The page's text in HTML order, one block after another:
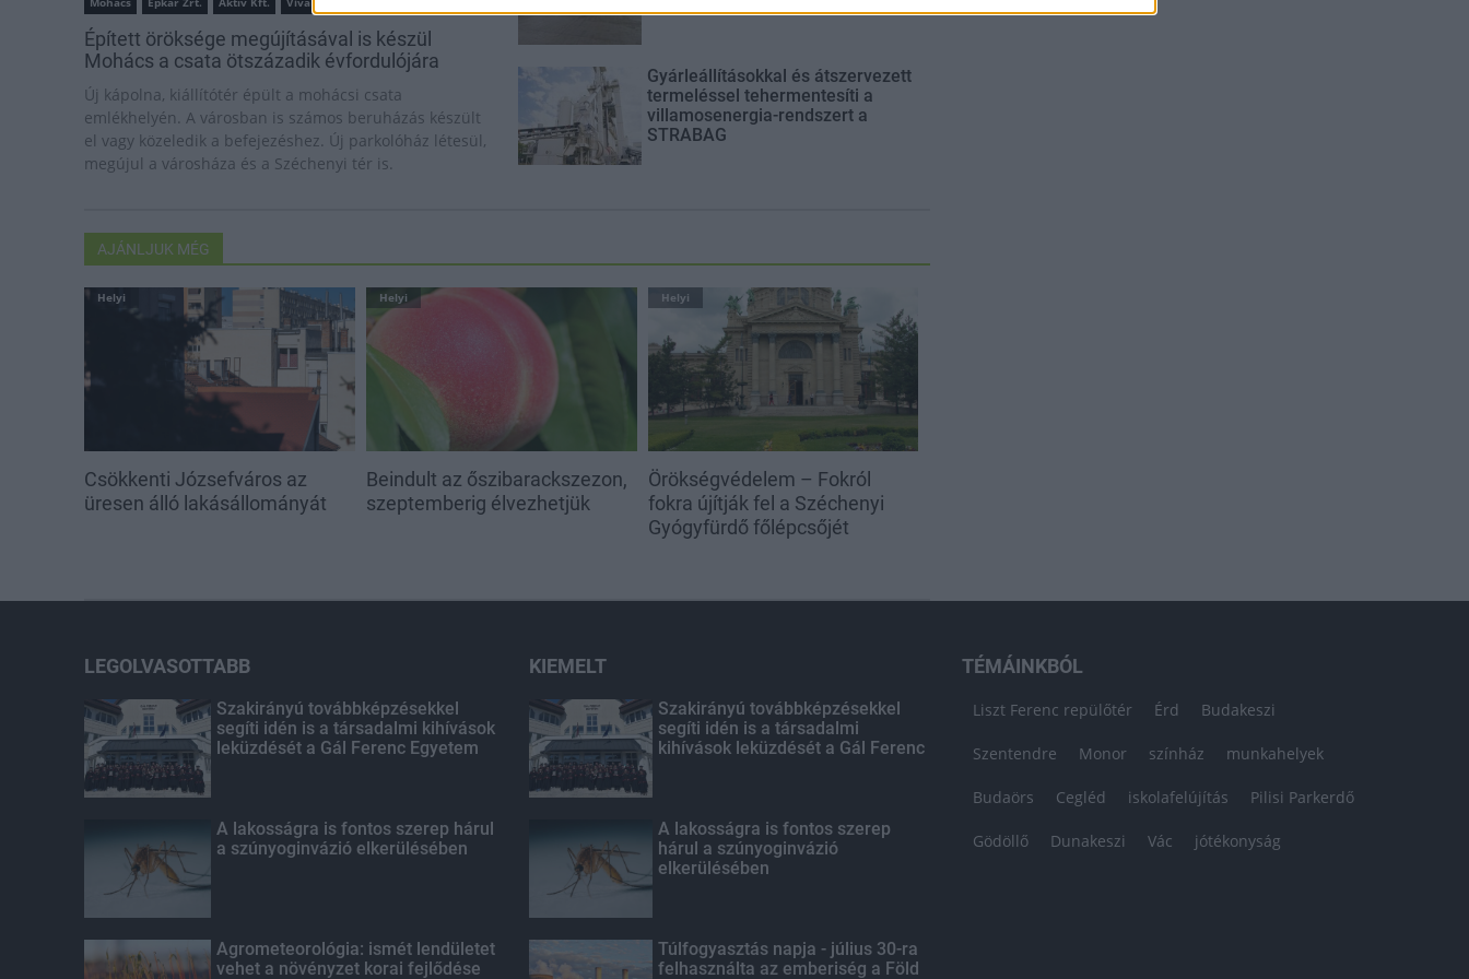
Épített öröksége megújításával is készül
Mohács a csata ötszázadik évfordulójára
Új kápolna, kiállítótér épült a mohácsi csata
emlékhelyén. A városban is számos beruházás készült
el vagy közeledik a befejezéshez. Új parkolóház létesül,
megújul a városháza és a Széchenyi tér is.
Gyárleállításokkal és átszervezett
termeléssel tehermentesíti a
villamosenergia-rendszert a
STRABAG
AJÁNLJUK MÉG
Helyi
Csökkenti Józsefváros az
üresen álló lakásállományát
Helyi
Beindult az őszibarackszezon,
szeptemberig élvezhetjük
Helyi
Örökségvédelem – Fokról
fokra újítják fel a Széchenyi
Gyógyfürdő főlépcsőjét
LEGOLVASOTTABB
Szakirányú továbbképzésekkel
segíti idén is a társadalmi kihívások
leküzdését a Gál Ferenc Egyetem
A lakosságra is fontos szerep hárul
a szúnyoginvázió elkerülésében
Agrometeorológia: ismét lendületet
vehet a növényzet korai fejlődése
KIEMELT
Szakirányú továbbképzésekkel
segíti idén is a társadalmi
kihívások leküzdését a Gál Ferenc
A lakosságra is fontos szerep
hárul a szúnyoginvázió
elkerülésében
Túlfogyasztás napja - július 30-ra
felhasználta az emberiség a Föld
TÉMÁINKBÓL
Liszt Ferenc repülőtér Érd Budakeszi
Szentendre Monor színház munkahelyek
Budaörs Cegléd iskolafelújítás Pilisi Parkerdő
Gödöllő Dunakeszi Vác jótékonyság